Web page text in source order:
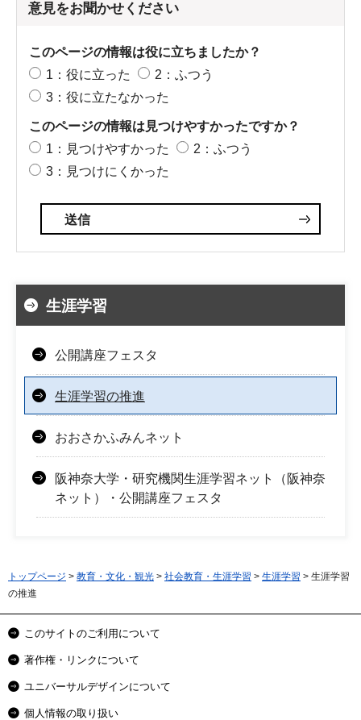
意見をお聞かせください
このページの情報は役に立ちましたか？
1：役に立った
2：ふつう
3：役に立たなかった
このページの情報は見つけやすかったですか？
1：見つけやすかった
2：ふつう
3：見つけにくかった
生涯学習
公開講座フェスタ
生涯学習の推進
おおさかふみんネット
阪神奈大学・研究機関生涯学習ネット（阪神奈
ネット）・公開講座フェスタ
トップページ > 教育・文化・観光 > 社会教育・生涯学習 > 生涯学習 > 生涯学習
の推進
このサイトのご利用について
著作権・リンクについて
ユニバーサルデザインについて
個人情報の取り扱い